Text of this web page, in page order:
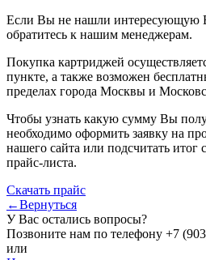
Если Вы не нашли интересующую
обратитесь к нашим менеджерам.
Покупка картриджей
пункте, а также возможен
пределах города Москвы и
Чтобы узнать какую сумму Вы
необходимо оформить заявку на
нашего сайта или подсчитать
прайс-листа.
Скачать прайс
←Вернуться
У Вас остались вопросы?
Позвоните нам по телефону +7
или